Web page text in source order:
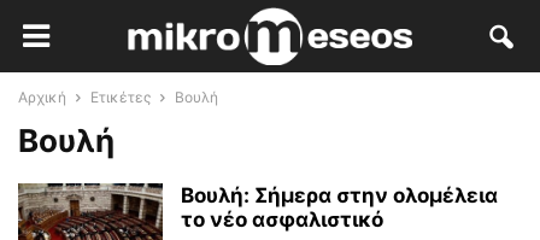
Αρχική Ετικέτες Βουλή
Βουλή
Βουλή: Σήμερα στην ολομέλεια
το νέο ασφαλιστικό